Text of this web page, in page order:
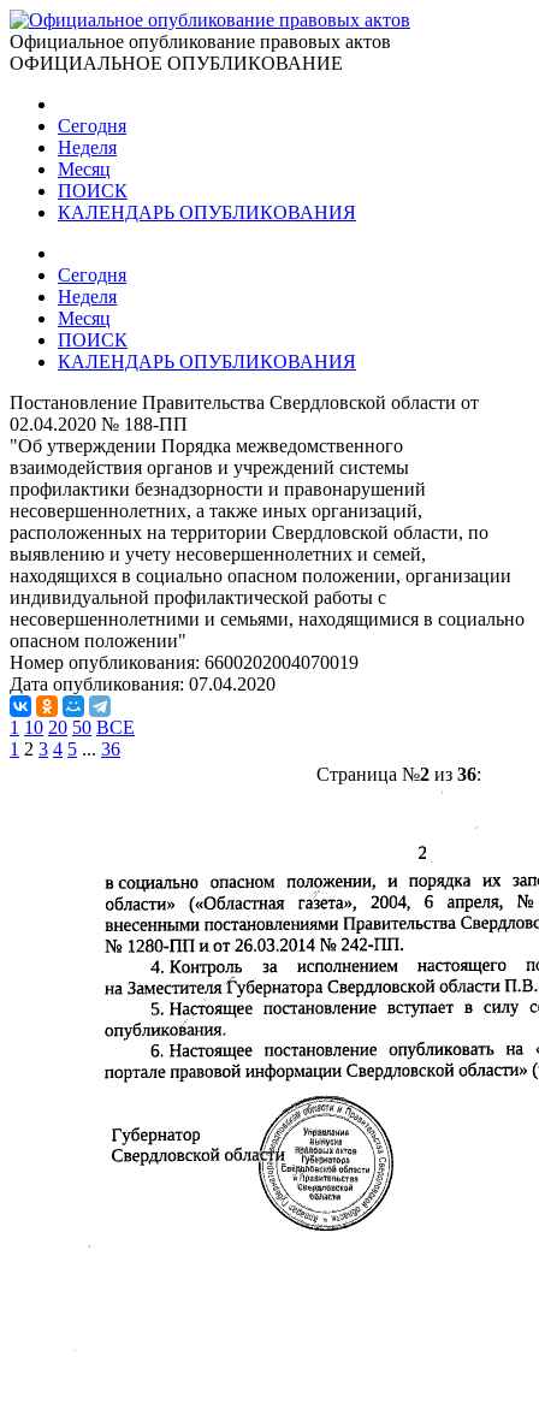
Официальное опубликование правовых актов
ОФИЦИАЛЬНОЕ ОПУБЛИКОВАНИЕ
Сегодня
Неделя
Месяц
ПОИСК
КАЛЕНДАРЬ ОПУБЛИКОВАНИЯ
Сегодня
Неделя
Месяц
ПОИСК
КАЛЕНДАРЬ ОПУБЛИКОВАНИЯ
Постановление Правительства Свердловской области от
02.04.2020 № 188-ПП
"Об утверждении Порядка межведомственного
взаимодействия органов и учреждений системы
профилактики безнадзорности и правонарушений
несовершеннолетних, а также иных организаций,
расположенных на территории Свердловской области, по
выявлению и учету несовершеннолетних и семей,
находящихся в социально опасном положении, организации
индивидуальной профилактической работы с
несовершеннолетними и семьями, находящимися в социально
опасном положении"
Номер опубликования: 6600202004070019
Дата опубликования: 07.04.2020
1 10 20 50 ВСЕ
1 2 3 4 5 ... 36
Страница №2из 36: